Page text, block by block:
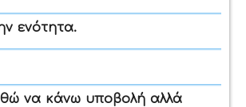
ενότητα.
να κάνω υποβολή αλλά